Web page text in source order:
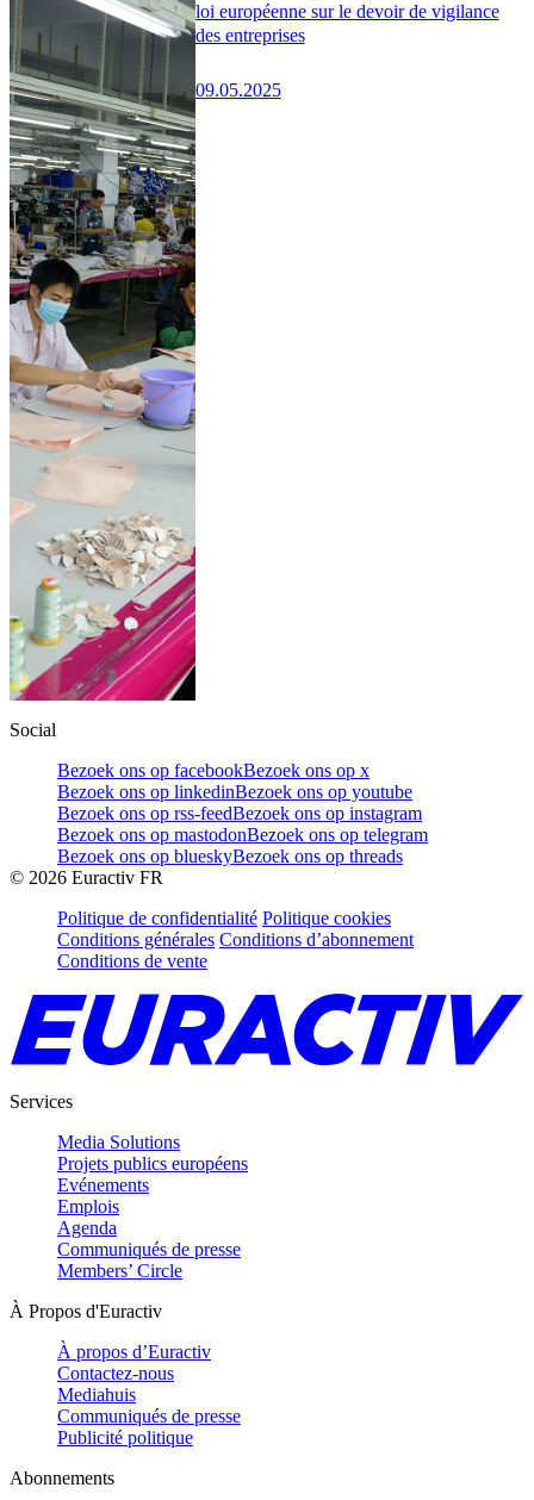
loi européenne sur le devoir de vigilance
des entreprises
09.05.2025
Social
Bezoek ons op facebookBezoek ons op x
Bezoek ons op linkedinBezoek ons op youtube
Bezoek ons op rss-feedBezoek ons op instagram
Bezoek ons op mastodonBezoek ons op telegram
Bezoek ons op blueskyBezoek ons op threads
© 2026 Euractiv FR
Politique de confidentialité Politique cookies
Conditions générales Conditions d’abonnement
Conditions de vente
Services
Media Solutions
Projets publics européens
Evénements
Emplois
Agenda
Communiqués de presse
Members’ Circle
À Propos d'Euractiv
À propos d’Euractiv
Contactez-nous
Mediahuis
Communiqués de presse
Publicité politique
Abonnements